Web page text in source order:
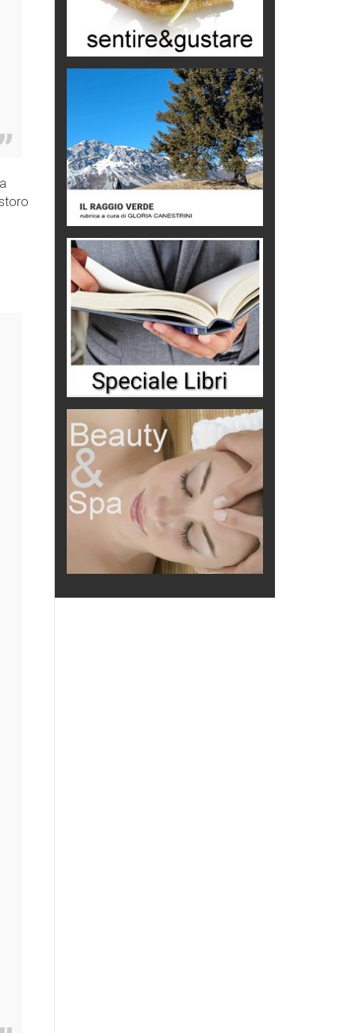
Turismo in Miniera
Puglia - Tra storia e recupero
Eventi